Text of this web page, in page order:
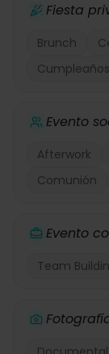
Fiesta
Brunch
Cumpleaños
Evento
Afterwork
Comunión
Evento
Team